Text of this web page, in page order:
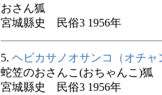
おさん狐
宮城縣史 民俗3 1956年
5. ヘビカサノオサンコ（オチャ
蛇笠のおさんこ(おちゃんこ)狐
宮城縣史 民俗3 1956年